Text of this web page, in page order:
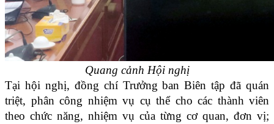
Quang cảnh Hội nghị
Tại hội nghị, đồng chí Trưởng ban Biên tập đãquán
triệt, phân công nhiệm vụ cụ thể cho các thành viên
theo chức năng, nhiệm vụ của từng cơ quan, đơn vị;